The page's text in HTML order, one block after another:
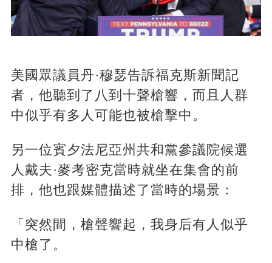
美國眾議員丹·穆瑟告訴福克斯新聞記
者，他聽到了八到十聲槍響，而且人群
中似乎有多人可能也被槍擊中。
另一位賓夕法尼亞州共和黨參議院候選
人戴夫·麥考密克當時就坐在集會的前
排，他也跟媒體描述了當時的場景：
「突然間，槍聲響起，我身后有人似乎
中槍了。